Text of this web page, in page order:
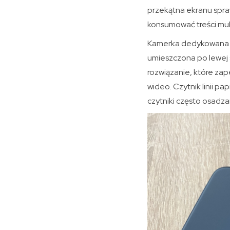
przekątna ekranu
konsumować treści
Kamerka
umieszczona po lewej
rozwiązanie, które
wideo. Czytnik linii
czytniki często